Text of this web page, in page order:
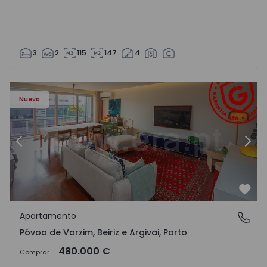
3 2 115 147 4
Nuevo
e Argivai - 1574602 - 20
Apartamento T3 Póvoa de Varzim, Póvoa de Varzim,
Anterior
Póvoa de Varzim, Beiriz e Argivai, Porto
Apartamento
Póvoa de Varzim, Beiriz e Argivai, Porto
Comprar 480.000 €